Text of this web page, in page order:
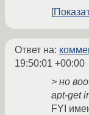
Ответ на:
19:50:01 +00:00
> но
apt-get
FYI